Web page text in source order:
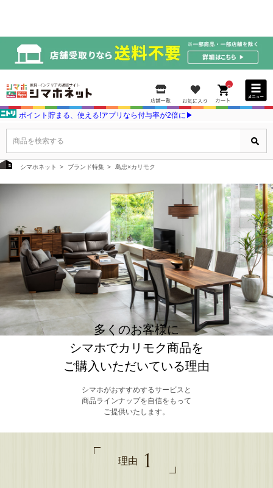
0
ポイント貯まる、使える!アプリなら付与率が2倍に▶
商品を検索する
シマホネット ブランド特集 島忠×カリモク
多くのお客様に
シマホでカリモク商品を
ご購入いただいている理由
シマホがおすすめするサービスと
商品ラインナップを自信をもって
ご提供いたします。
理由 1